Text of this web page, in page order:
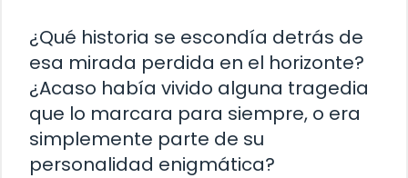
¿Qué historia se escondía detrás de
esa mirada perdida en el horizonte?
¿Acaso había vivido alguna tragedia
que lo marcara para siempre, o era
simplemente parte de su
personalidad enigmática?